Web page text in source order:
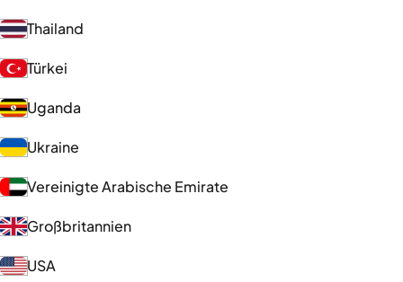
Thailand
Türkei
Uganda
Ukraine
Vereinigte Arabische Emirate
Großbritannien
USA